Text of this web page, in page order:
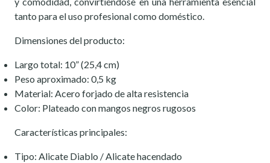
tanto para el uso profesional como doméstico.
Dimensiones del producto:
Largo total: 10” (25,4 cm)
Peso aproximado: 0,5 kg
Material: Acero forjado de alta resistencia
Color: Plateado con mangos negros rugosos
Características principales:
Tipo: Alicate Diablo / Alicate hacendado